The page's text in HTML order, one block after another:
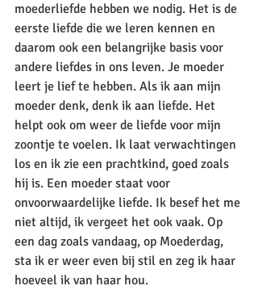
moederliefde hebben we nodig. Het is de
eerste liefde die we leren kennen en
daarom ook een belangrijke basis voor
andere liefdes in ons leven. Je moeder
leert je lief te hebben. Als ik aan mijn
moeder denk, denk ik aan liefde. Het
helpt ook om weer de liefde voor mijn
zoontje te voelen. Ik laat verwachtingen
los en ik zie een prachtkind, goed zoals
hij is. Een moeder staat voor
onvoorwaardelijke liefde. Ik besef het me
niet altijd, ik vergeet het ook vaak. Op
een dag zoals vandaag, op Moederdag,
sta ik er weer even bij stil en zeg ik haar
hoeveel ik van haar hou.